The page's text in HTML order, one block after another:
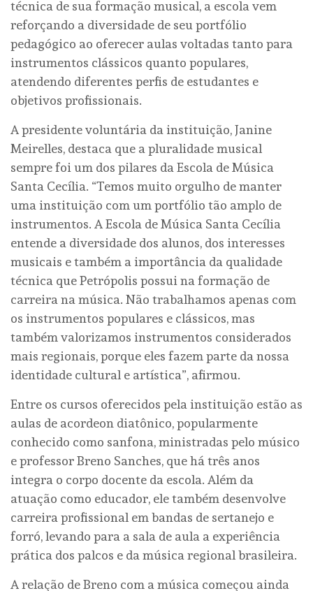
técnica de sua formação musical, a escola vem
reforçando a diversidade de seu portfólio
pedagógico ao oferecer aulas voltadas tanto para
instrumentos clássicos quanto populares,
atendendo diferentes perfis de estudantes e
objetivos profissionais.
A presidente voluntária da instituição, Janine
Meirelles, destaca que a pluralidade musical
sempre foi um dos pilares da Escola de Música
Santa Cecília. “Temos muito orgulho de manter
uma instituição com um portfólio tão amplo de
instrumentos. A Escola de Música Santa Cecília
entende a diversidade dos alunos, dos interesses
musicais e também a importância da qualidade
técnica que Petrópolis possui na formação de
carreira na música. Não trabalhamos apenas com
os instrumentos populares e clássicos, mas
também valorizamos instrumentos considerados
mais regionais, porque eles fazem parte da nossa
identidade cultural e artística”, afirmou.
Entre os cursos oferecidos pela instituição estão as
aulas de acordeon diatônico, popularmente
conhecido como sanfona, ministradas pelo músico
e professor Breno Sanches, que há três anos
integra o corpo docente da escola. Além da
atuação como educador, ele também desenvolve
carreira profissional em bandas de sertanejo e
forró, levando para a sala de aula a experiência
prática dos palcos e da música regional brasileira.
A relação de Breno com a música começou ainda